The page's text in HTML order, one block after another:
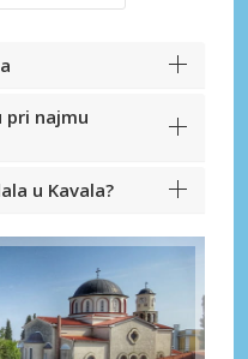
pri najmu
u Kavala?